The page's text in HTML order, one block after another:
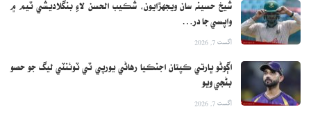
شيخ حسينه سان ويجهڙايون، شڪيب الحسن لاءِ بنگلاديشي ٽيم ۾
واپسي جا در…
اگست 7, 2026
اڳوڻو ڀارتي ڪپتان اجنڪيا رهاڻي يورپي ٽي ٽوئنٽي ليگ جو حصو
بڻجي ويو
اگست 7, 2026